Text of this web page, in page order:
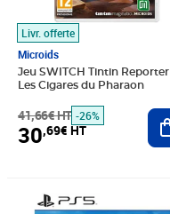
Livr. offerte
Microids
Jeu SWITCH Tintin Reporter
Les Cigares du Pharaon
41,66€ HT -26%
30,69€ HT
Prix barré 33,33€ HT
Prix 22,45€ HT